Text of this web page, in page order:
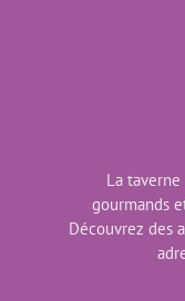
La
gourmands
Découvrez des